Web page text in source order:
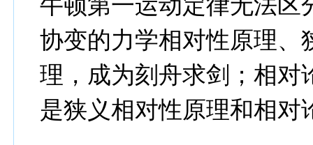
牛顿第一运动定律无法区
协变的力学相对性原理、
理，成为刻舟求剑；相对
是狭义相对性原理和相对